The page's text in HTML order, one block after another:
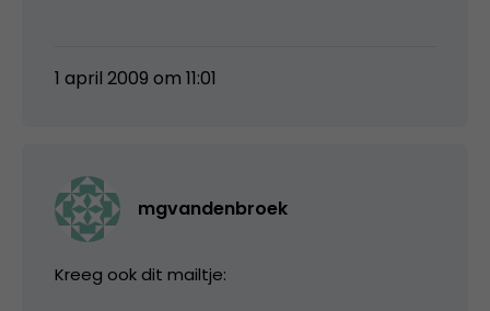
1 april 2009 om 11:01
mgvandenbroek
Kreeg ook dit mailtje: